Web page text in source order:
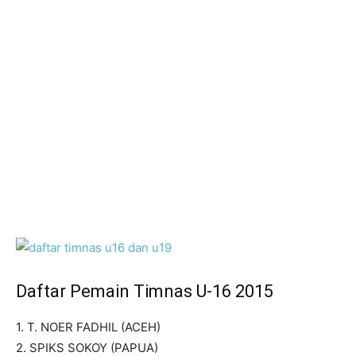
Daftar Pemain Timnas U-16 2015
1. T. NOER FADHIL (ACEH)
2. SPIKS SOKOY (PAPUA)